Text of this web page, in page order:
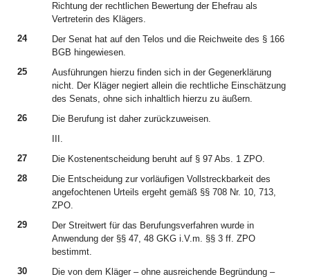
Richtung der rechtlichen Bewertung der Ehefrau als
Vertreterin des Klägers.
24
Der Senat hat auf den Telos und die Reichweite des § 166
BGB hingewiesen.
25
Ausführungen hierzu finden sich in der Gegenerklärung
nicht. Der Kläger negiert allein die rechtliche Einschätzung
des Senats, ohne sich inhaltlich hierzu zu äußern.
26
Die Berufung ist daher zurückzuweisen.
III.
27
Die Kostenentscheidung beruht auf § 97 Abs. 1 ZPO.
28
Die Entscheidung zur vorläufigen Vollstreckbarkeit des
angefochtenen Urteils ergeht gemäß §§ 708 Nr. 10, 713,
ZPO.
29
Der Streitwert für das Berufungsverfahren wurde in
Anwendung der §§ 47, 48 GKG i.V.m. §§ 3 ff. ZPO
bestimmt.
30
Die von dem Kläger – ohne ausreichende Begründung –